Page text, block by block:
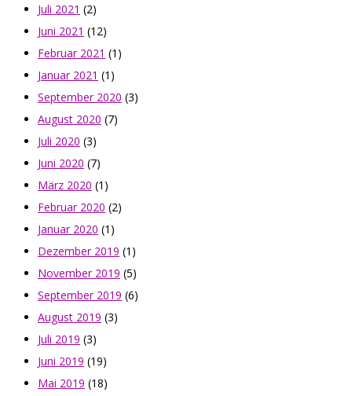
Juli 2021 (2)
Juni 2021 (12)
Februar 2021 (1)
Januar 2021 (1)
September 2020 (3)
August 2020 (7)
Juli 2020 (3)
Juni 2020 (7)
März 2020 (1)
Februar 2020 (2)
Januar 2020 (1)
Dezember 2019 (1)
November 2019 (5)
September 2019 (6)
August 2019 (3)
Juli 2019 (3)
Juni 2019 (19)
Mai 2019 (18)